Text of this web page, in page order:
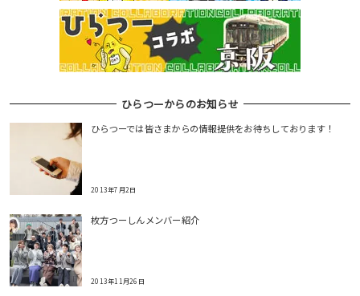
ひらつーからのお知らせ
ひらつーでは皆さまからの情報提供をお待ちしております！
2013年7月2日
枚方つーしんメンバー紹介
2013年11月26日